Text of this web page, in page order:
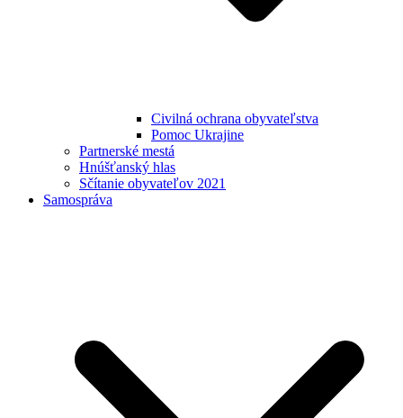
Civilná ochrana obyvateľstva
Pomoc Ukrajine
Partnerské mestá
Hnúšťanský hlas
Sčítanie obyvateľov 2021
Samospráva